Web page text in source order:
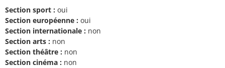
Section sport : oui
Section européenne : oui
Section internationale : non
Section arts : non
Section théâtre : non
Section cinéma : non